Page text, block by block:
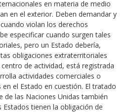
en materia de medio
en el exterior. Deben demandar y
violan los derechos
especificar cuando surgen tales
pero un Estado debería,
obligaciones extraterritoriales
de actividad, está registrada
actividades comerciales o
el Estado en cuestión. El tratado
de las Naciones Unidas también
tienen la obligación de